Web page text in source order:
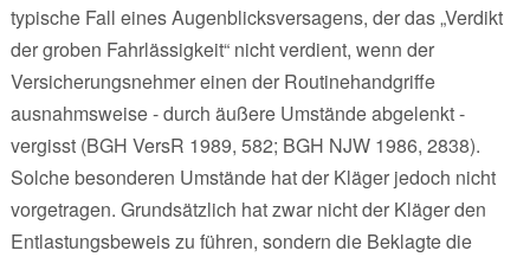
typische Fall eines Augenblicksversagens, der das „Verdikt
der groben Fahrlässigkeit“ nicht verdient, wenn der
Versicherungsnehmer einen der Routinehandgriffe
ausnahmsweise - durch äußere Umstände abgelenkt -
vergisst (BGH VersR 1989, 582; BGH NJW 1986, 2838).
Solche besonderen Umstände hat der Kläger jedoch nicht
vorgetragen. Grundsätzlich hat zwar nicht der Kläger den
Entlastungsbeweis zu führen, sondern die Beklagte die